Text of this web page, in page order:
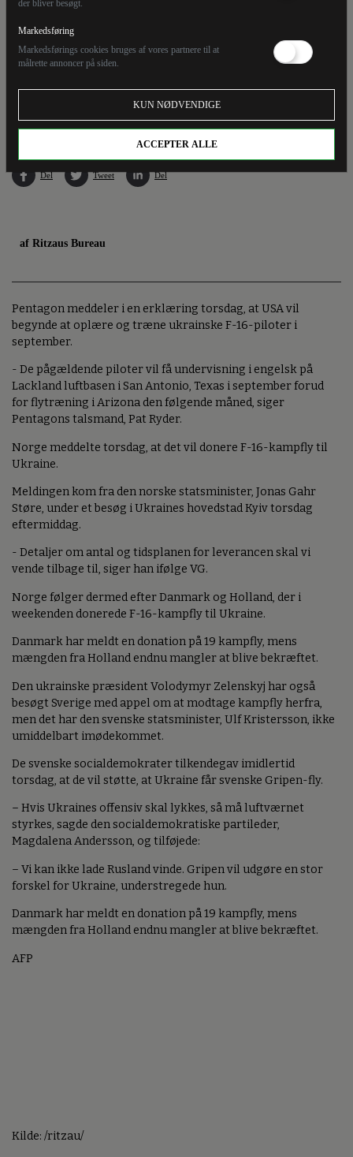
der bliver besøgt.
Markedsføring
Markedsførings cookies bruges af vores partnere til at
målrette annoncer på siden.
KUN NØDVENDIGE
ACCEPTER ALLE
USA vil begynde at oplære og træne ukrainske F-16-piloter i september.
Del Tweet Del
af Ritzaus Bureau
Pentagon meddeler i en erklæring torsdag, at USA vil
begynde at oplære og træne ukrainske F-16-piloter i
september.
- De pågældende piloter vil få undervisning i engelsk på
Lackland luftbasen i San Antonio, Texas i september forud
for flytræning i Arizona den følgende måned, siger
Pentagons talsmand, Pat Ryder.
Norge meddelte torsdag, at det vil donere F-16-kampfly til
Ukraine.
Meldingen kom fra den norske statsminister, Jonas Gahr
Støre, under et besøg i Ukraines hovedstad Kyiv torsdag
eftermiddag.
- Detaljer om antal og tidsplanen for leverancen skal vi
vende tilbage til, siger han ifølge VG.
Norge følger dermed efter Danmark og Holland, der i
weekenden donerede F-16-kampfly til Ukraine.
Danmark har meldt en donation på 19 kampfly, mens
mængden fra Holland endnu mangler at blive bekræftet.
Den ukrainske præsident Volodymyr Zelenskyj har også
besøgt Sverige med appel om at modtage kampfly herfra,
men det har den svenske statsminister, Ulf Kristersson, ikke
umiddelbart imødekommet.
De svenske socialdemokrater tilkendegav imidlertid
torsdag, at de vil støtte, at Ukraine får svenske Gripen-fly.
– Hvis Ukraines offensiv skal lykkes, så må luftværnet
styrkes, sagde den socialdemokratiske partileder,
Magdalena Andersson, og tilføjede:
– Vi kan ikke lade Rusland vinde. Gripen vil udgøre en stor
forskel for Ukraine, understregede hun.
Danmark har meldt en donation på 19 kampfly, mens
mængden fra Holland endnu mangler at blive bekræftet.
AFP
Kilde: /ritzau/